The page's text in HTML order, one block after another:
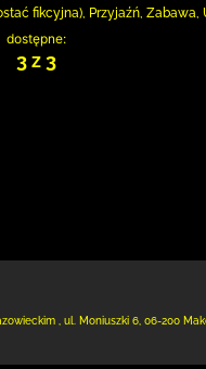
fikcyjna), Przyjaźń,
dostępne:
3 z 3
ul. Moniuszki 6 06-200